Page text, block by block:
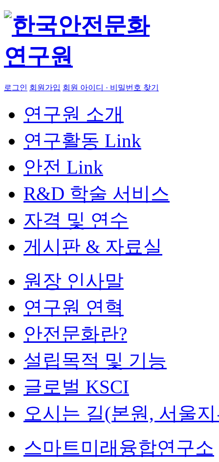
로그인 회원가입 회원 아이디 · 비밀번호 찾기
연구원 소개
연구활동 Link
안전 Link
R&D 학술 서비스
자격 및 연수
게시판 & 자료실
원장 인사말
연구원 연혁
안전문화란?
설립목적 및 기능
글로벌 KSCI
오시는 길(본원, 서울
스마트미래융합연구소